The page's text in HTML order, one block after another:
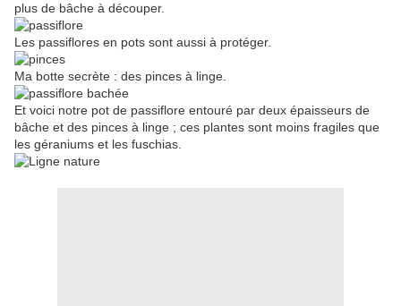
plus de bâche à découper.
Les passiflores en pots sont aussi à protéger.
Ma botte secrète : des pinces à linge.
Et voici notre pot de passiflore entouré par deux épaisseurs de
bâche et des pinces à linge ; ces plantes sont moins fragiles que
les géraniums et les fuschias.